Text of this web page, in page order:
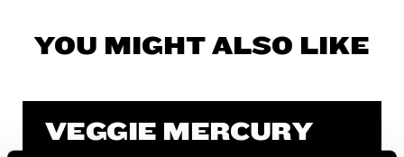
YOU MIGHT ALSO LIKE
VEGGIE MERCURY